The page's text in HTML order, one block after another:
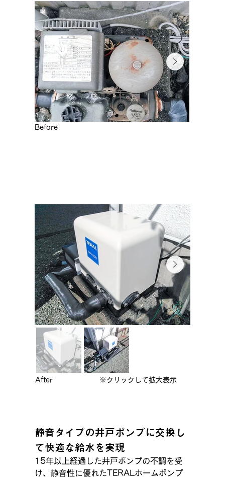
Before
After ※クリックして拡大表示
静音タイプの井戸ポンプに交換し
て快適な給水を実現
15年以上経過した井戸ポンプの不調を受
け、静音性に優れたTERALホームポンプ